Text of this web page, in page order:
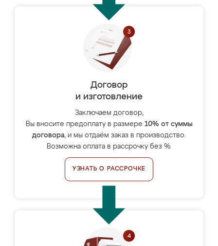
Договор
и изготовление
Заключаем договор,
Вы вносите предоплату в размере 10% от суммы
договора, и мы отдаём заказ в производство.
Возможна оплата в рассрочку без %.
УЗНАТЬ О РАССРОЧКЕ